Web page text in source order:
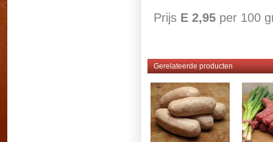
Prijs E 2,95 per 100
Gerelateerde producten